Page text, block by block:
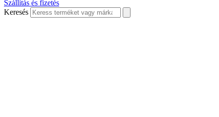
Szállítás és fizetés
Keresés